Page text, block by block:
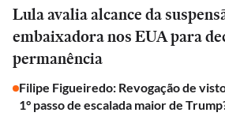
Lula avalia alcance da
embaixadora nos EUA para
permanência
Filipe Figueiredo: Revogação de
1° passo de escalada maior de